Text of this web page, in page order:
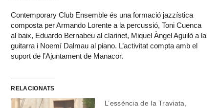
Contemporary Club Ensemble és una formació jazzística
composta per Armando Lorente a la percussió, Toni Cuenca
al baix, Eduardo Bernabeu al clarinet, Miquel Àngel Aguiló a la
guitarra i Noemí Dalmau al piano. L’activitat compta amb el
suport de l’Ajuntament de Manacor.
RELACIONATS
L’essència de la Traviata,